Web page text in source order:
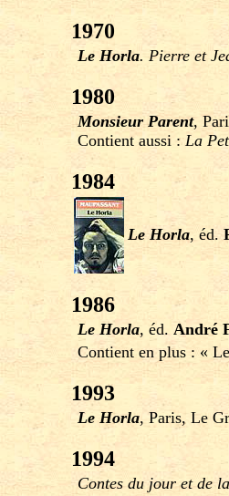
1970
Le Horla. Pierre et
1980
Monsieur Parent,
Contient aussi : La
1984
Le Horla, éd.
1986
Le Horla, éd. André
Contient en plus : «
1993
Le Horla, Paris, Le
1994
Contes du jour et de